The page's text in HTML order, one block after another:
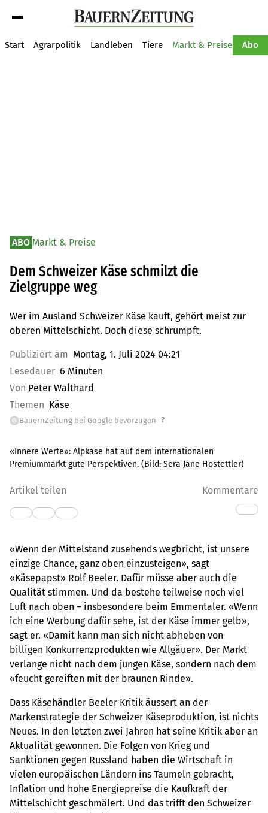
Start Agrarpolitik Landleben Tiere Markt & Preise Abo
ABO Markt & Preise
Dem Schweizer Käse schmilzt die
Zielgruppe weg
Wer im Ausland Schweizer Käse kauft, gehört meist zur
oberen Mittelschicht. Doch diese schrumpft.
Publiziert am Montag, 1. Juli 2024 04:21
Lesedauer 6 Minuten
Von Peter Walthard
Themen Käse
G BauernZeitung bei Google bevorzugen ?
«Innere Werte»: Alpkäse hat auf dem internationalen
Premiummarkt gute Perspektiven. (Bild: Sera Jane Hostettler)
Artikel teilen Kommentare
«Wenn der Mittelstand zusehends wegbricht, ist unsere
einzige Chance, ganz oben einzusteigen», sagt
«Käsepapst» Rolf Beeler. Dafür müsse aber auch die
Qualität stimmen. Und da bestehe teilweise noch viel
Luft nach oben – insbesondere beim Emmentaler. «Wenn
ich eine Werbung dafür sehe, ist der Käse immer gelb»,
sagt er. «Damit kann man sich nicht abheben von
billigen Konkurrenzprodukten wie Allgäuer». Der Markt
verlange nicht nach dem jungen Käse, sondern nach dem
«feucht gereiften mit der braunen Rinde».
Dass Käsehändler Beeler Kritik äussert an der
Markenstrategie der Schweizer Käseproduktion, ist nichts
Neues. In den letzten zwei Jahren hat seine Kritik aber an
Aktualität gewonnen. Die Folgen von Krieg und
Sanktionen gegen Russland haben die Wirtschaft in
vielen europäischen Ländern ins Taumeln gebracht,
Inflation und hohe Energiepreise die Kaufkraft der
Mittelschicht geschmälert. Und das trifft den Schweizer